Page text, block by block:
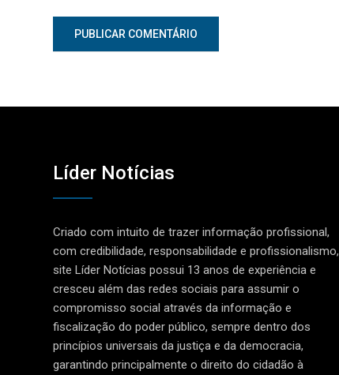
Líder Notícias
Criado com intuito de trazer informação profissional,
com credibilidade, responsabilidade e profissionalismo,
site Líder Notícias possui 13 anos de experiência e
cresceu além das redes sociais para assumir o
compromisso social através da informação e
fiscalização do poder público, sempre dentro dos
princípios universais da justiça e da democracia,
garantindo principalmente o direito do cidadão à